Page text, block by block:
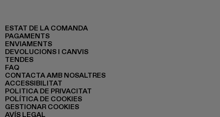
ESTAT DE LA COMANDA
PAGAMENTS
ENVIAMENTS
DEVOLUCIONS I CANVIS
TENDES
FAQ
CONTACTA AMB NOSALTRES
ACCESSIBILITAT
POLITICA DE PRIVACITAT
POLÍTICA DE COOKIES
GESTIONAR COOKIES
AVÍS LEGAL